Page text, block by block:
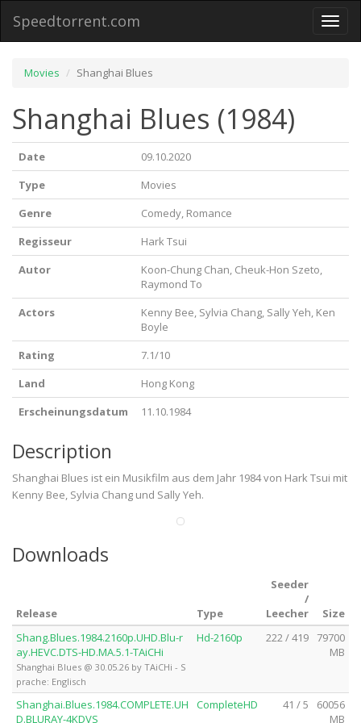
Toggle
Speedtorrent.com
Movies Shanghai Blues
Shanghai Blues (1984)
Date
09.10.2020
Type
Movies
Genre
Comedy, Romance
Regisseur
Hark Tsui
Autor
Koon-Chung Chan, Cheuk-Hon Szeto,
Raymond To
Actors
Kenny Bee, Sylvia Chang, Sally Yeh, Ken
Boyle
Rating
7.1/10
Land
Hong Kong
Erscheinungsdatum
11.10.1984
Description
Shanghai Blues ist ein Musikfilm aus dem Jahr 1984 von Hark Tsui mit
Kenny Bee, Sylvia Chang und Sally Yeh.
Downloads
Release Type
Seeder
/
Leecher
Size
Shang.Blues.1984.2160p.UHD.Blu-r
ay.HEVC.DTS-HD.MA.5.1-TAiCHi
Shanghai Blues @ 30.05.26 by TAiCHi - S
prache: Englisch
Hd-2160p 222 / 419
79700
MB
Shanghai.Blues.1984.COMPLETE.UH
D.BLURAY-4KDVS
CompleteHD 41 / 5
60056
MB